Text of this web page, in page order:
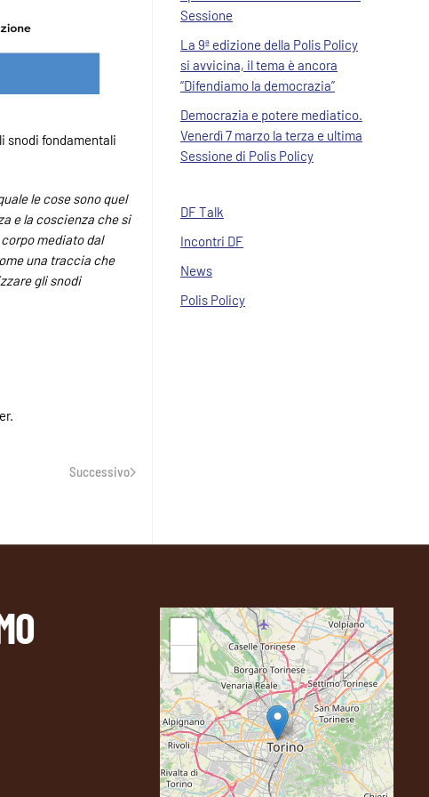
snodi fondamentali
le cose sono quel
e la coscienza che si
mediato dal
una traccia che
gli snodi
Successivo
Sessione
La 9ª edizione della Polis Policy
si avvicina, il tema è ancora
“Difendiamo la democrazia”
Democrazia e potere mediatico.
Venerdì 7 marzo la terza e ultima
Sessione di Polis Policy
DF Talk
Incontri DF
News
Polis Policy